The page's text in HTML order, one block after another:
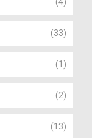
(33)
(1)
(2)
(13)